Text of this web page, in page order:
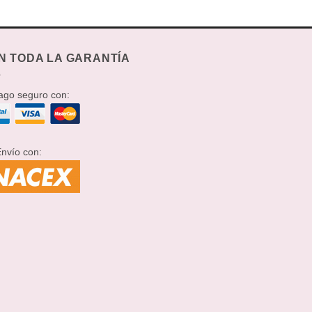
TODA LA GARANTÍA
seguro con:
con: